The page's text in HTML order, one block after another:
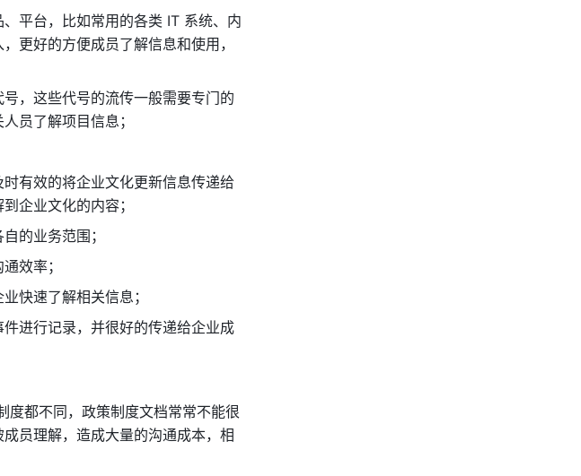
平台，比如常用的各类 IT 系统、内
更好的方便成员了解信息和使用，
，这些代号的流传一般需要专门的
员了解项目信息；
有效的将企业文化更新信息传递给
企业文化的内容；
的业务范围；
效率；
快速了解相关信息；
进行记录，并很好的传递给企业成
度都不同，政策制度文档常常不能很
员理解，造成大量的沟通成本，相